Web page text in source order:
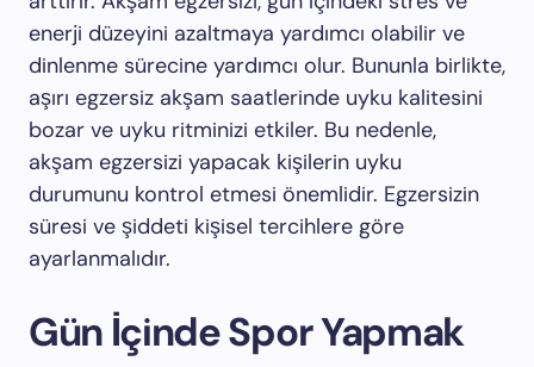
enerji düzeyini azaltmaya yardımcı olabilir ve
dinlenme sürecine yardımcı olur. Bununla birlikte,
aşırı egzersiz akşam saatlerinde uyku kalitesini
bozar ve uyku ritminizi etkiler. Bu nedenle,
akşam egzersizi yapacak kişilerin uyku
durumunu kontrol etmesi önemlidir. Egzersizin
süresi ve şiddeti kişisel tercihlere göre
ayarlanmalıdır.
Gün İçinde Spor Yapmak